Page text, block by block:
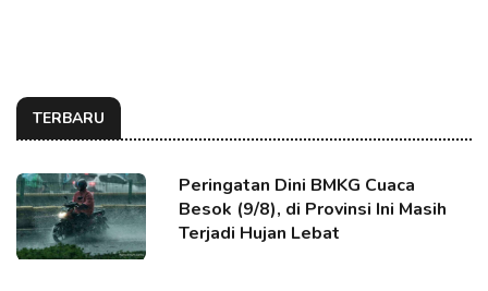
TERBARU
Peringatan Dini BMKG Cuaca
Besok (9/8), di Provinsi Ini Masih
Terjadi Hujan Lebat